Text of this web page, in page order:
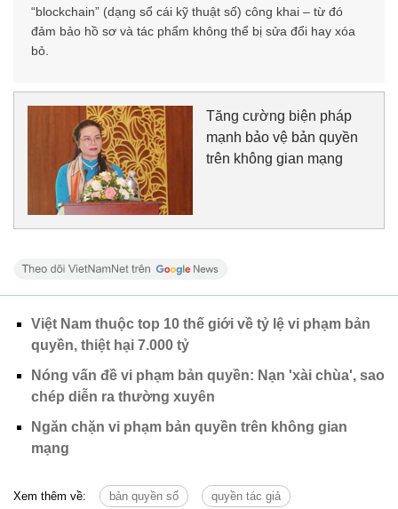
“blockchain” (dạng sổ cái kỹ thuật số) công khai – từ đó
đảm bảo hồ sơ và tác phẩm không thể bị sửa đổi hay xóa
bỏ.
Tăng cường biện pháp
mạnh bảo vệ bản quyền
trên không gian mạng
Việt Nam thuộc top 10 thế giới về tỷ lệ vi phạm bản
quyền, thiệt hại 7.000 tỷ
Nóng vấn đề vi phạm bản quyền: Nạn 'xài chùa', sao
chép diễn ra thường xuyên
Ngăn chặn vi phạm bản quyền trên không gian
mạng
Xem thêm về: bản quyền số quyền tác giả